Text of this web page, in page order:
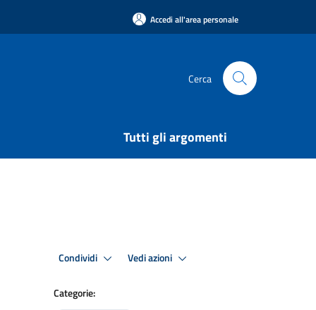
Accedi all'area personale
Cerca
Tutti gli argomenti
Condividi Vedi azioni
Categorie: